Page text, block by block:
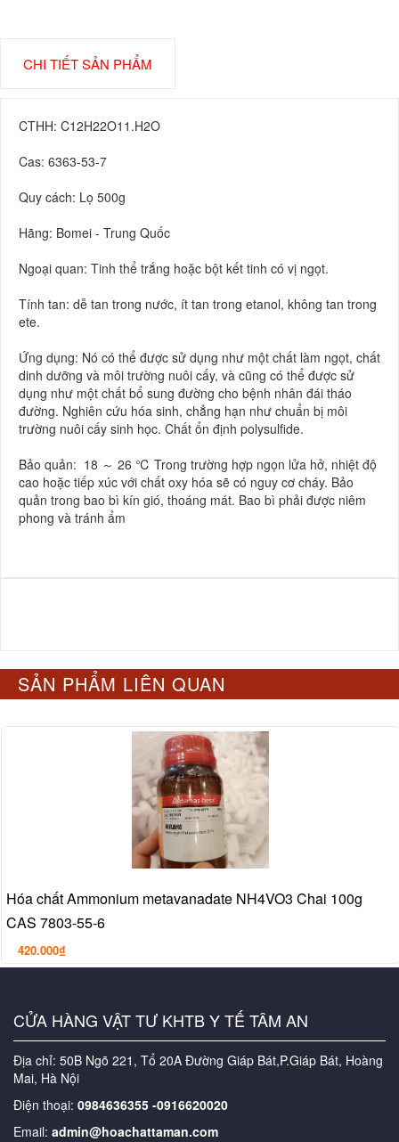
CHI TIẾT SẢN PHẨM
CTHH: C12H22O11.H2O
Cas: 6363-53-7
Quy cách: Lọ 500g
Hãng: Bomei - Trung Quốc
Ngoại quan: Tinh thể trắng hoặc bột kết tinh có vị ngọt.
Tính tan: dễ tan trong nước, ít tan trong etanol, không tan trong
ete.
Ứng dụng: Nó có thể được sử dụng như một chất làm ngọt, chất
dinh dưỡng và môi trường nuôi cấy, và cũng có thể được sử
dụng như một chất bổ sung đường cho bệnh nhân đái tháo
đường. Nghiên cứu hóa sinh, chẳng hạn như chuẩn bị môi
trường nuôi cấy sinh học. Chất ổn định polysulfide.
Bảo quản: 18 ～ 26 ℃ Trong trường hợp ngọn lửa hở, nhiệt độ
cao hoặc tiếp xúc với chất oxy hóa sẽ có nguy cơ cháy. Bảo
quản trong bao bì kín gió, thoáng mát. Bao bì phải được niêm
phong và tránh ẩm
SẢN PHẨM LIÊN QUAN
Hóa chất Ammonium metavanadate NH4VO3 Chai 100g
CAS 7803-55-6
420.000₫
CỬA HÀNG VẬT TƯ KHTB Y TẾ TÂM AN
Địa chỉ: 50B Ngõ 221, Tổ 20A Đường Giáp Bát,P.Giáp Bát, Hoàng
Mai, Hà Nội
Điện thoại: 0984636355 -0916620020
Email: admin@hoachattaman.com